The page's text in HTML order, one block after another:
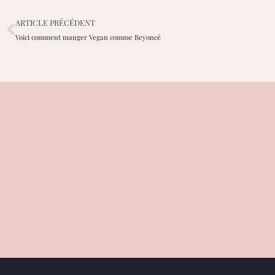
ARTICLE PRÉCÉDENT
Voici comment manger Vegan comme Beyoncé